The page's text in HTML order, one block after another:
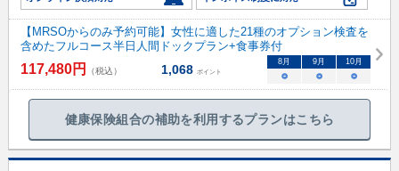
【MRSOからのみ予約可能】女性に適した21種のオプション検査を
含めたフルコース半日人間ドックプラン+食事券付
117,480円 （税込） 1,068 ポイント
8 月 9 月 10月
○ ○ ○
健康保険組合の補助を利用するプランはこちら